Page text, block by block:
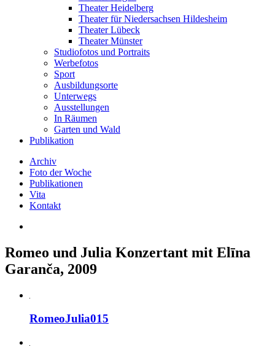
Theater Heidelberg
Theater für Niedersachsen Hildesheim
Theater Lübeck
Theater Münster
Studiofotos und Portraits
Werbefotos
Sport
Ausbildungsorte
Unterwegs
Ausstellungen
In Räumen
Garten und Wald
Publikation
Archiv
Foto der Woche
Publikationen
Vita
Kontakt
Romeo und Julia Konzertant mit Elīna
Garanča, 2009
RomeoJulia015